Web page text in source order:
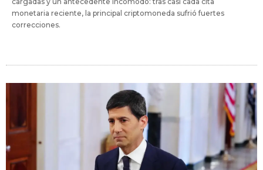
monetaria reciente, la principal criptomoneda sufrió fuertes
correcciones.